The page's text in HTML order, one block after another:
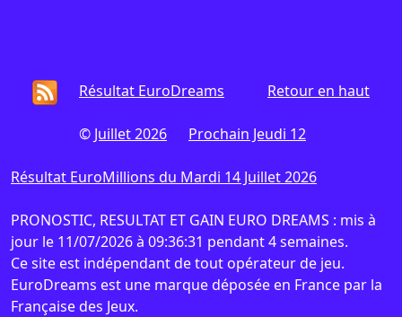
Retour en haut
Résultat EuroDreams
© Juillet 2026 Prochain Jeudi 12
Résultat EuroMillions du Mardi 14 Juillet 2026
PRONOSTIC, RESULTAT ET GAIN EURO DREAMS : mis à
jour le 11/07/2026 à 09:36:31 pendant 4 semaines.
Ce site est indépendant de tout opérateur de jeu.
EuroDreams est une marque déposée en France par la
Française des Jeux.